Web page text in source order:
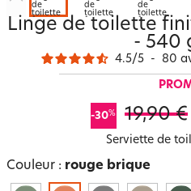
Linge de toilette
- 540
4.5/5 - 80
-30% 19,90 €
Serviette de
Couleur : rouge brique